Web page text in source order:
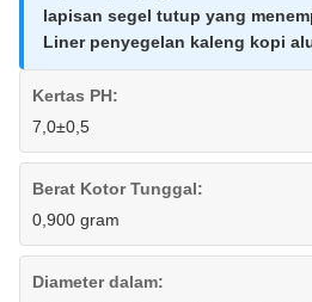
lapisan segel tutup yang
Liner penyegelan kaleng kopi
Kertas PH:
7,0±0,5
Berat Kotor Tunggal:
0,900 gram
Diameter dalam: